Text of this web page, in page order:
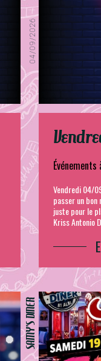
04/09/2026
Événements
Vendredi 04/
passer un bon
juste pour le
Kriss Antonio
SAMY'S DINER